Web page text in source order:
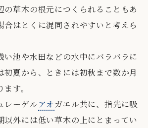
の草木の根元につくられることもあ
合はとくに混同されやすいと考えら
い池や水田などの水中にバラバラに
初夏から、ときには初秋まで数か月
す。
レーゲルアオガエル共に、指先に吸
以外には低い草木の上にとまってい